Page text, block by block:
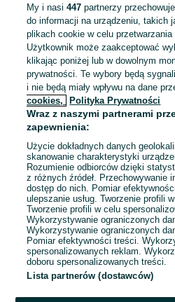
Przepraszamy, nie
czego
My i nasi447 partnerzy
do informacji na urządzeniu, takich
plikach cookie w celu
Użytkownik może zaakceptować
klikając poniżej lub w dowolnym
prywatności. Te wybory będą
i nie będą miały wpływu na dane
cookies,
Polityka Prywatności
Wraz z naszymi partnerami
zapewnienia:
Użycie dokładnych danych
skanowanie charakterystyki
Rozumienie odbiorców dzięki
z różnych źródeł. Przechowywanie
dostęp do nich. Pomiar
ulepszanie usług. Tworzenie profili
Tworzenie profili w celu
Wykorzystywanie ograniczonych
Wykorzystywanie ograniczonych
Pomiar efektywności treści.
spersonalizowanych reklam.
doboru spersonalizowanych treści.
Lista partnerów (dostawców)